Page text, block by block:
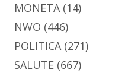
MONETA(14)
NWO (446)
POLITICA(271)
SALUTE (667)